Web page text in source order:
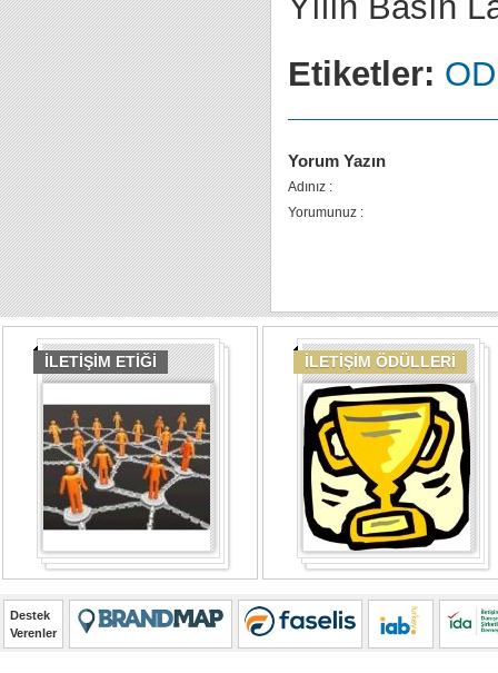
Etiketler:
Yorum Yazın
Adınız :
Yorumunuz :
İLETİŞİM ETİĞİ İLETİŞİM ÖDÜLLERİ
Destek
Verenler